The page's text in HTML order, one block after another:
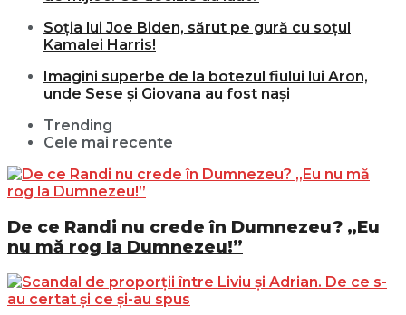
Soția lui Joe Biden, sărut pe gură cu soțul
Kamalei Harris!
Imagini superbe de la botezul fiului lui Aron,
unde Sese și Giovana au fost nași
Trending
Cele mai recente
De ce Randi nu crede în Dumnezeu? „Eu
nu mă rog la Dumnezeu!”